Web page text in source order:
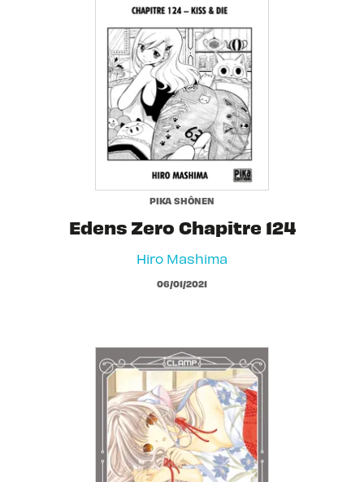
PIKA SHÔNEN
Edens Zero Chapitre 124
Hiro Mashima
06/01/2021